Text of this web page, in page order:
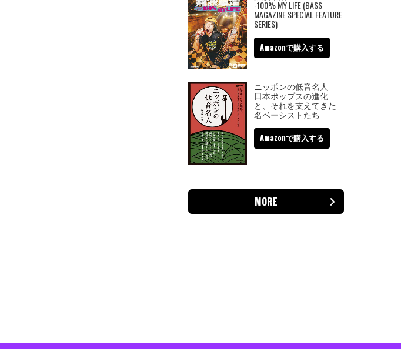
-100% MY LIFE (BASS
MAGAZINE SPECIAL FEATURE
SERIES)
Amazonで購入する
ニッポンの低音名人
日本ポップスの進化
と、それを支えてきた
名ベーシストたち
Amazonで購入する
MORE